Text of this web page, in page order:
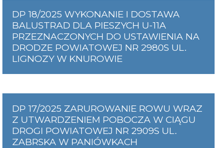
DP 18/2025 WYKONANIE I DOSTAWA
BALUSTRAD DLA PIESZYCH U-11A
PRZEZNACZONYCH DO USTAWIENIA NA
DRODZE POWIATOWEJ NR 2980S UL.
LIGNOZY W KNUROWIE
DP 17/2025 ZARUROWANIE ROWU WRAZ
Z UTWARDZENIEM POBOCZA W CIĄGU
DROGI POWIATOWEJ NR 2909S UL.
ZABRSKA W PANIÓWKACH